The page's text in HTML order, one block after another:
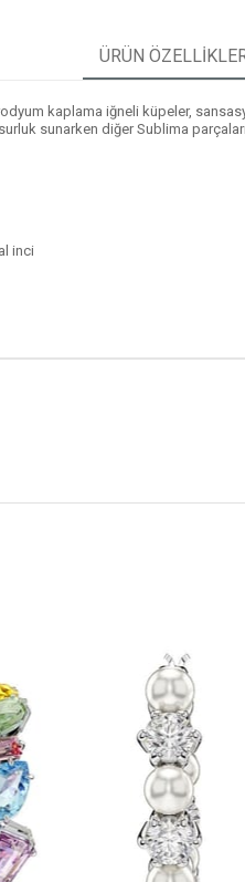
ÜRÜN
rodyum kaplama iğneli küpeler,
sunarken diğer Sublima
inci